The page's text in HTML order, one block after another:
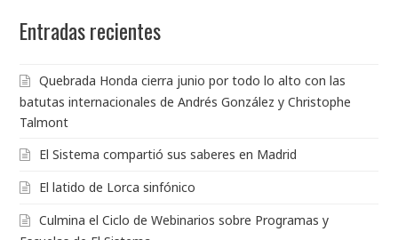
Entradas recientes
Quebrada Honda cierra junio por todo lo alto con las
batutas internacionales de Andrés González y Christophe
Talmont
El Sistema compartió sus saberes en Madrid
El latido de Lorca sinfónico
Culmina el Ciclo de Webinarios sobre Programas y